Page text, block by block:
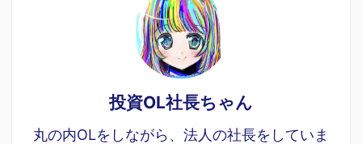
投資OL社長ちゃん
丸の内OLをしながら、法人の社長をしていま